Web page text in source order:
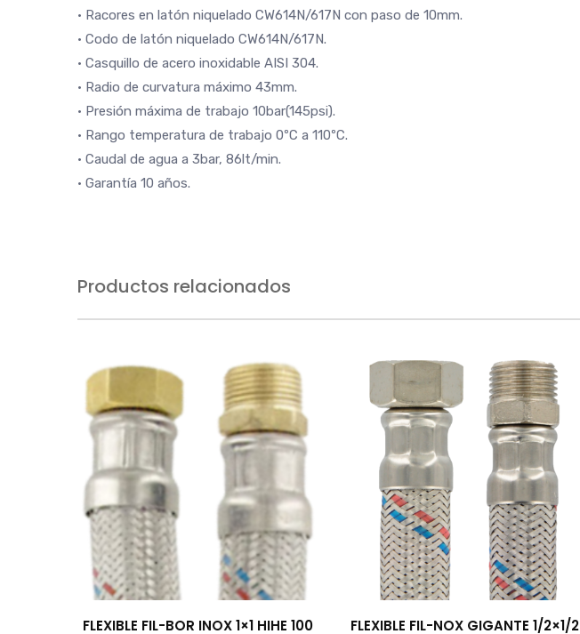
· Racores en latón niquelado CW614N/617N con paso de 10mm.
· Codo de latón niquelado CW614N/617N.
· Casquillo de acero inoxidable AISI 304.
· Radio de curvatura máximo 43mm.
· Presión máxima de trabajo 10bar(145psi).
· Rango temperatura de trabajo 0ºC a 110ºC.
· Caudal de agua a 3bar, 86lt/min.
· Garantía 10 años.
Productos relacionados
FLEXIBLE FIL-BOR INOX 1×1 HIHE 100
FLEXIBLE FIL-NOX GIGANTE 1/2×1/2